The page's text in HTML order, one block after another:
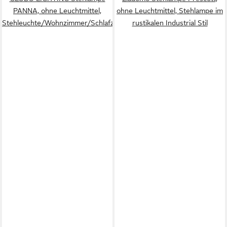
PANNA, ohne Leuchtmittel,
Stehleuchte/Wohnzimmer/Schlafzimmer/Flur
ohne Leuchtmittel, Stehlampe im
rustikalen Industrial Stil